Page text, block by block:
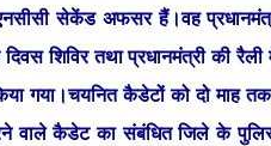
सेकेंड अफसर हैं।वह
शिविर तथा प्रधानमंत्री की
गया।चयनित कैडेटों को दो माह तक
वाले कैडेट का संबंधित जिले के